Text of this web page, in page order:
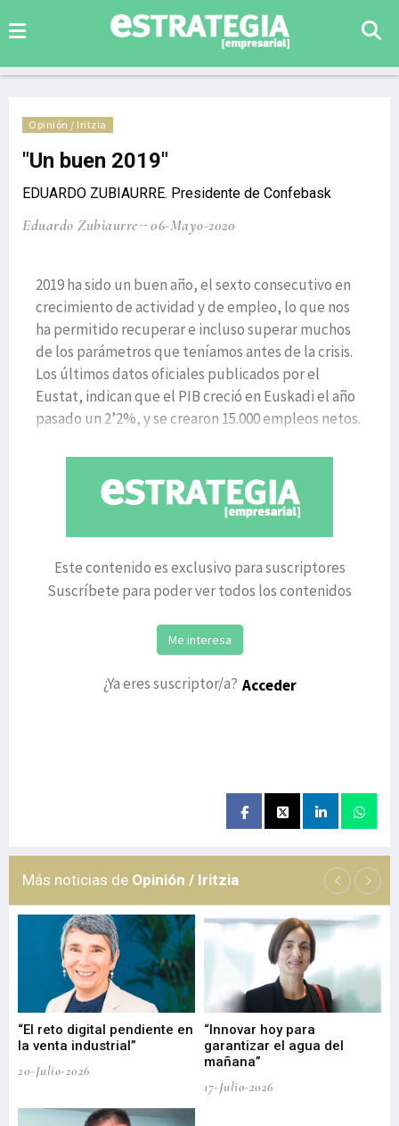
Opinión / Iritzia
"Un buen 2019"
EDUARDO ZUBIAURRE. Presidente de Confebask
Eduardo Zubiaurre 06-Mayo-2020
2019 ha sido un buen año, el sexto consecutivo en
crecimiento de actividad y de empleo, lo que nos
ha permitido recuperar e incluso superar muchos
de los parámetros que teníamos antes de la crisis.
Los últimos datos oficiales publicados por el
Eustat, indican que el PIB creció en Euskadi el año
pasado un 2’2%, y se crearon 15.000 empleos netos.
Este contenido es exclusivo para suscriptores
Suscríbete para poder ver todos los contenidos
Me interesa
¿Ya eres suscriptor/a? Acceder
Más noticias de Opinión / Iritzia
“El reto digital pendiente en
la venta industrial”
20-Julio-2026
“Innovar hoy para
garantizar el agua del
mañana”
17-Julio-2026